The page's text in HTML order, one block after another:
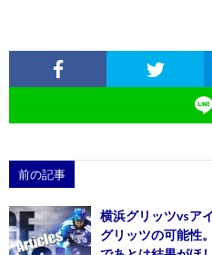
前の記事
横浜グリッツvsア
グリッツの可能性